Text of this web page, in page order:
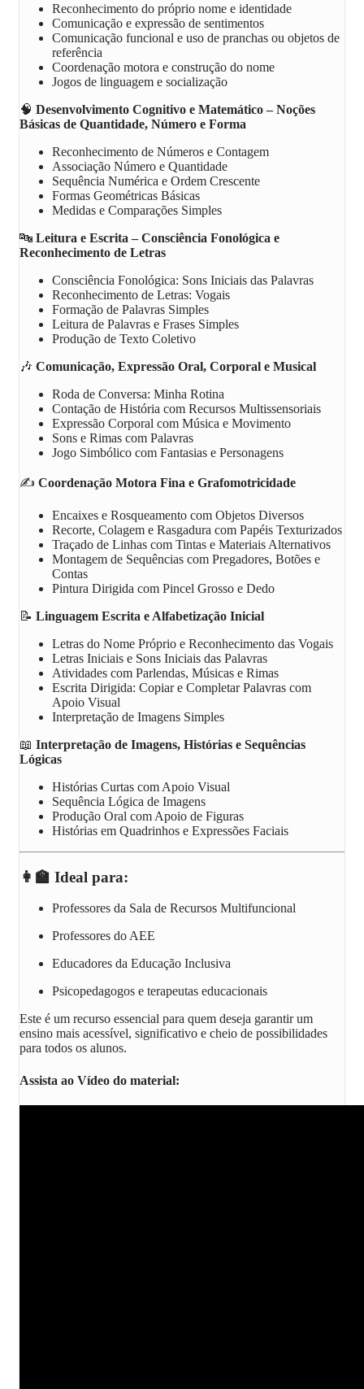
Reconhecimento do próprio nome e identidade
Comunicação e expressão de sentimentos
Comunicação funcional e uso de pranchas ou objetos de
referência
Coordenação motora e construção do nome
Jogos de linguagem e socialização
🧠 Desenvolvimento Cognitivo e Matemático – Noções
Básicas de Quantidade, Número e Forma
Reconhecimento de Números e Contagem
Associação Número e Quantidade
Sequência Numérica e Ordem Crescente
Formas Geométricas Básicas
Medidas e Comparações Simples
🔤 Leitura e Escrita – Consciência Fonológica e
Reconhecimento de Letras
Consciência Fonológica: Sons Iniciais das Palavras
Reconhecimento de Letras: Vogais
Formação de Palavras Simples
Leitura de Palavras e Frases Simples
Produção de Texto Coletivo
🎶 Comunicação, Expressão Oral, Corporal e Musical
Roda de Conversa: Minha Rotina
Contação de História com Recursos Multissensoriais
Expressão Corporal com Música e Movimento
Sons e Rimas com Palavras
Jogo Simbólico com Fantasias e Personagens
✍️ Coordenação Motora Fina e Grafomotricidade
Encaixes e Rosqueamento com Objetos Diversos
Recorte, Colagem e Rasgadura com Papéis Texturizados
Traçado de Linhas com Tintas e Materiais Alternativos
Montagem de Sequências com Pregadores, Botões e
Contas
Pintura Dirigida com Pincel Grosso e Dedo
📝 Linguagem Escrita e Alfabetização Inicial
Letras do Nome Próprio e Reconhecimento das Vogais
Letras Iniciais e Sons Iniciais das Palavras
Atividades com Parlendas, Músicas e Rimas
Escrita Dirigida: Copiar e Completar Palavras com
Apoio Visual
Interpretação de Imagens Simples
📖 Interpretação de Imagens, Histórias e Sequências
Lógicas
Histórias Curtas com Apoio Visual
Sequência Lógica de Imagens
Produção Oral com Apoio de Figuras
Histórias em Quadrinhos e Expressões Faciais
👩‍🏫 Ideal para:
Professores da Sala de Recursos Multifuncional
Professores do AEE
Educadores da Educação Inclusiva
Psicopedagogos e terapeutas educacionais
Este é um recurso essencial para quem deseja garantir um
ensino mais acessível, significativo e cheio de possibilidades
para todos os alunos.
Assista ao Vídeo do material: